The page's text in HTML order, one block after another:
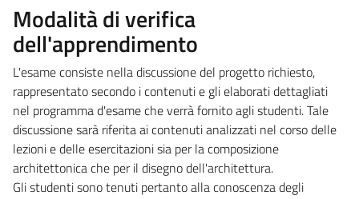
Modalità di verifica
dell'apprendimento
L'esame consiste nella discussione del progetto richiesto,
rappresentato secondo i contenuti e gli elaborati dettagliati
nel programma d'esame che verrà fornito agli studenti. Tale
discussione sarà riferita ai contenuti analizzati nel corso delle
lezioni e delle esercitazioni sia per la composizione
architettonica che per il disegno dell'architettura.
Gli studenti sono tenuti pertanto alla conoscenza degli